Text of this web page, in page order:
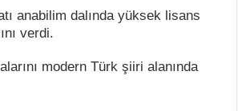
anabilim dalında yüksek lisans
verdi.
modern Türk şiiri alanında